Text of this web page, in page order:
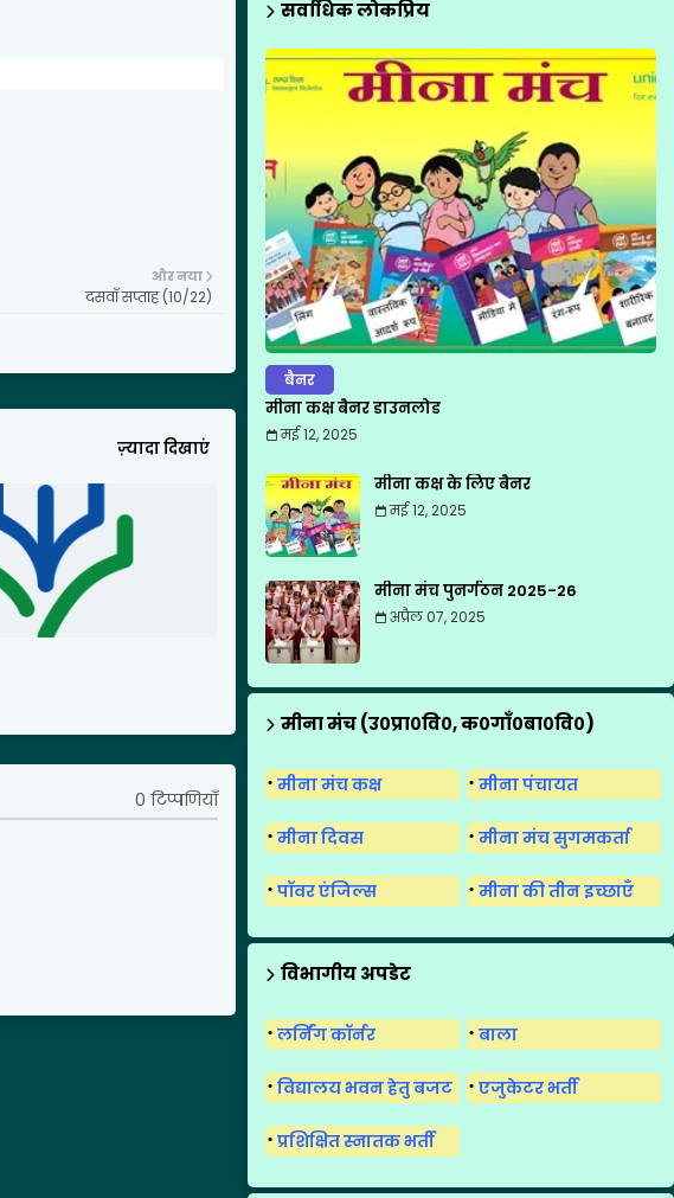
और नया
दसवाँ सप्ताह (10/22)
ज़्यादा दिखाएं
0 टिप्पणियाँ
सर्वाधिक लोकप्रिय
बैनर
मीना कक्ष बैनर डाउनलोड
मई 12, 2025
मीना कक्ष के लिए बैनर
मई 12, 2025
मीना मंच पुनर्गठन 2025-26
अप्रैल 07, 2025
मीना मंच (उ०प्रा०वि०, क०गाँ०बा०वि०)
मीना मंच कक्ष मीना पंचायत
मीना दिवस मीना मंच सुगमकर्ता
पॉवर एंजिल्स मीना की तीन इच्छाएँ
विभागीय अपडेट
लर्निंग कॉर्नर बाला
विद्यालय भवन हेतु बजट एजुकेटर भर्ती
प्रशिक्षित स्नातक भर्ती